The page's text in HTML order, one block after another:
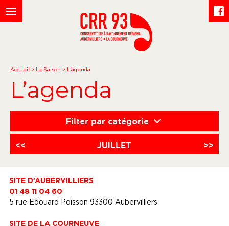
Accueil > La Saison > L’agenda
L’agenda
Filter par catégorie
<< JUILLET >>
SITE D’AUBERVILLIERS
01 48 11 04 60
5 rue Edouard Poisson 93300 Aubervilliers
SITE DE LA COURNEUVE